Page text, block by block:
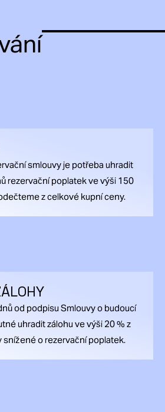
smlouvy je potřeba uhradit
rezervační poplatek ve výši 150
z celkové kupní ceny.
od podpisu Smlouvy o budoucí
uhradit zálohu ve výši 20 % z
o rezervační poplatek.